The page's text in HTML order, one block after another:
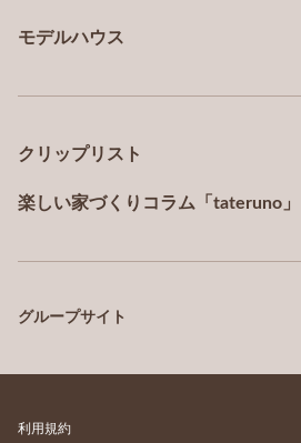
モデルハウス
クリップリスト
楽しい家づくりコラム「tateruno」
グループサイト
利用規約